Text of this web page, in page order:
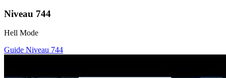
Niveau 744
Hell Mode
Guide Niveau 744